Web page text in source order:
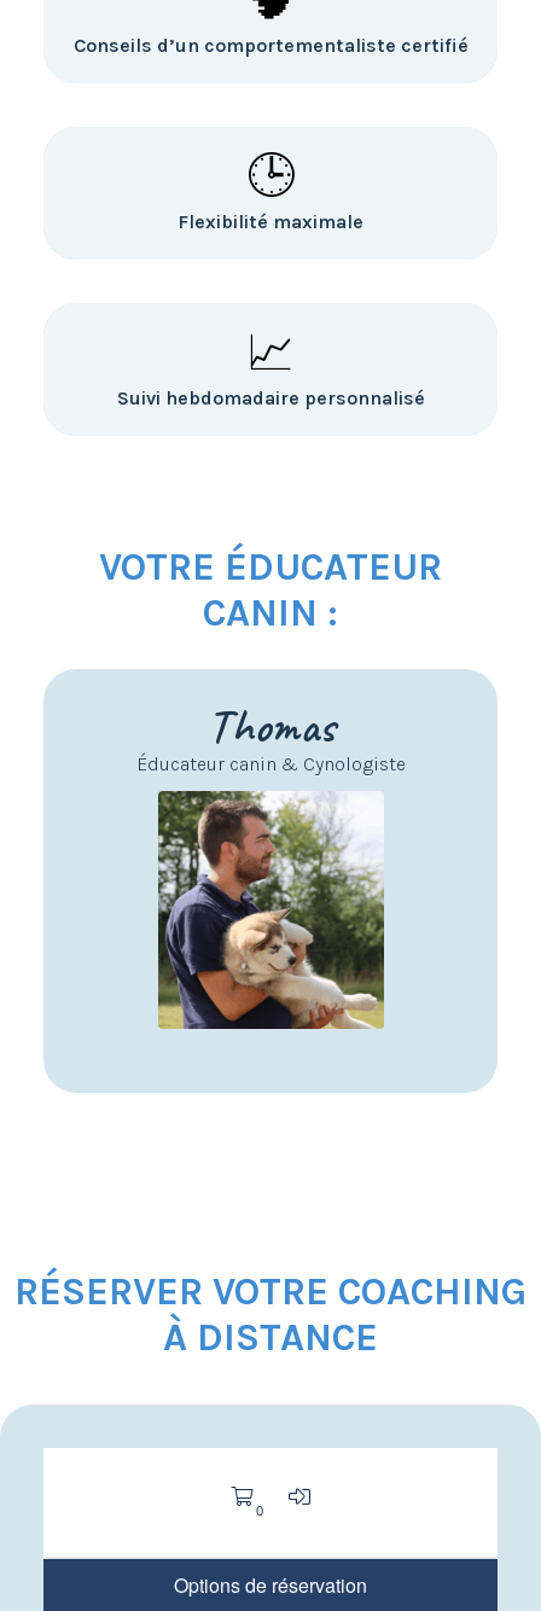
Conseils d’un comportementaliste certifié
🕒
Flexibilité maximale
📈
Suivi hebdomadaire personnalisé
VOTRE ÉDUCATEUR
CANIN :
Thomas
Éducateur canin & Cynologiste
RÉSERVER VOTRE COACHING
À DISTANCE